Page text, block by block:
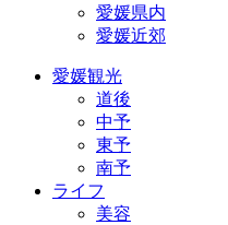
愛媛県内
愛媛近郊
愛媛観光
道後
中予
東予
南予
ライフ
美容